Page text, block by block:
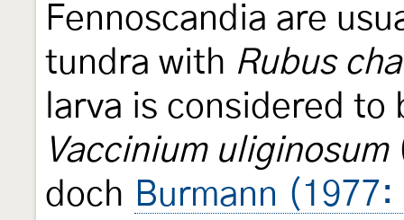
Fennoscandia are
tundra with Rubus
larva is considered
Vaccinium uliginosum
doch Burmann